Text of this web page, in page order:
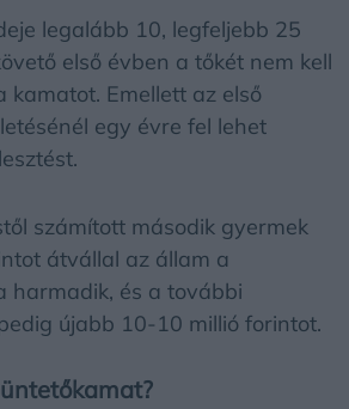
legalább 10, legfeljebb 25
első évben a tőkét nem kell
kamatot. Emellett az első
egy évre fel lehet
számított második gyermek
átvállal az állam a
harmadik, és a további
újabb 10-10 millió forintot.